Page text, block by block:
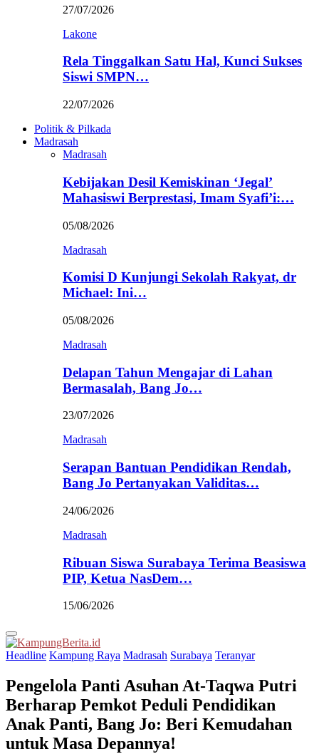
27/07/2026
Lakone
Rela Tinggalkan Satu Hal, Kunci Sukses
Siswi SMPN…
22/07/2026
Politik & Pilkada
Madrasah
Madrasah
Kebijakan Desil Kemiskinan ‘Jegal’
Mahasiswi Berprestasi, Imam Syafi’i:…
05/08/2026
Madrasah
Komisi D Kunjungi Sekolah Rakyat, dr
Michael: Ini…
05/08/2026
Madrasah
Delapan Tahun Mengajar di Lahan
Bermasalah, Bang Jo…
23/07/2026
Madrasah
Serapan Bantuan Pendidikan Rendah,
Bang Jo Pertanyakan Validitas…
24/06/2026
Madrasah
Ribuan Siswa Surabaya Terima Beasiswa
PIP, Ketua NasDem…
15/06/2026
Primary
Menu
Headline Kampung Raya Madrasah Surabaya Teranyar
Pengelola Panti Asuhan At-Taqwa Putri
Berharap Pemkot Peduli Pendidikan
Anak Panti, Bang Jo: Beri Kemudahan
untuk Masa Depannya!